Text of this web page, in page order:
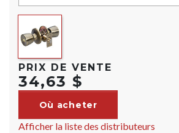
PRIX DE VENTE
34,63 $
Où acheter
Afficher la liste des distributeurs